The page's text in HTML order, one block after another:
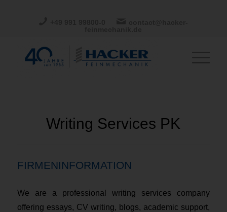
Writing Services PK
FIRMENINFORMATION
We are a professional writing services company
offering essays, CV writing, blogs, academic support,